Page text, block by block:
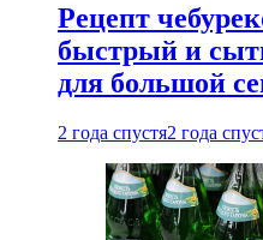
Рецепт
быстрый и
для большой
2 года спустя2 года